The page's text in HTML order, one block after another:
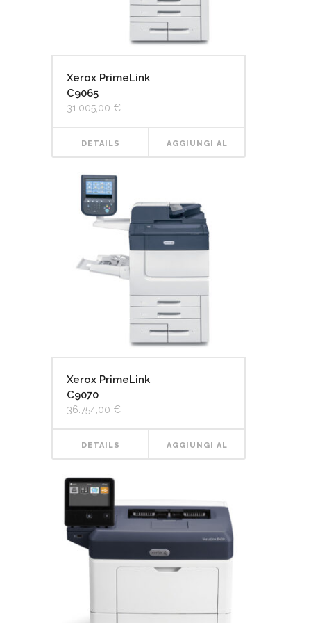
Xerox PrimeLink
C9065
31.005,00 €
DETAILS AGGIUNGI AL
Xerox PrimeLink
C9070
36.754,00 €
DETAILS AGGIUNGI AL